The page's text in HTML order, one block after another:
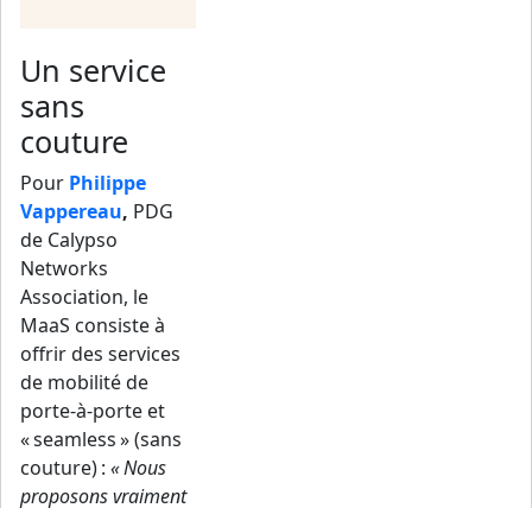
Un service
sans
couture
Pour Philippe
Vappereau, PDG
de Calypso
Networks
Association, le
MaaS consiste à
offrir des services
de mobilité de
porte-à-porte et
« seamless » (sans
couture) : « Nous
proposons vraiment